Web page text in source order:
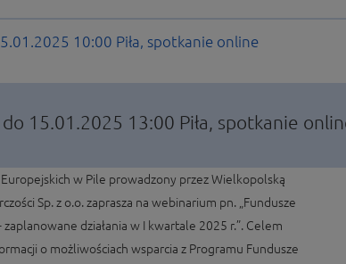
10:00 Piła, spotkanie online
15.01.2025 13:00 Piła, spotkanie
w Pile prowadzony przez Wielkopolską
Sp. z o.o. zaprasza na webinarium pn. „Fundusze
działania w I kwartale 2025 r.”. Celem
o możliwościach wsparcia z Programu Fundusze